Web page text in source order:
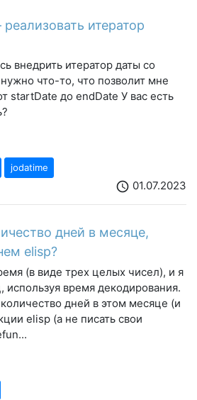
итератор
внедрить итератор даты со
что-то, что позволит мне
startDate до endDate У вас есть
jodatime
schedule 01.07.2023
дней в месяце,
elisp?
(в виде трех целых чисел), и я
используя время декодирования.
дней в этом месяце (и
elisp (а не писать свои